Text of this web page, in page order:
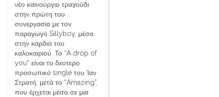
νέο καινούργιο τραγούδι
στην πρώτη του
συνεργασία με τον
παραγωγό Sillyboy, μέσα
στην καρδιά του
καλοκαιριού. Το “A drop of
you” είναι το δεύτερο
προσωπικό single του Ίαν
Στρατή, μετά το “Amazing”,
που έρχεται μέσα σε μια